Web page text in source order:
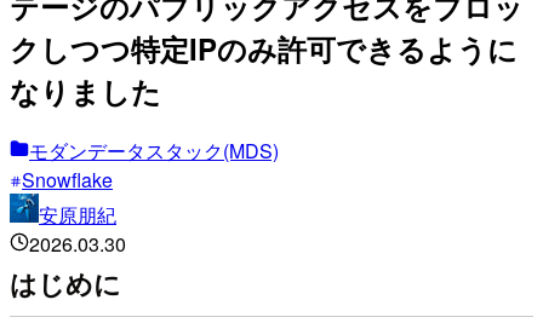
クしつつ特定IPのみ許可できるように
なりました
モダンデータスタック(MDS)
Snowflake
安原朋紀
2026.03.30
はじめに